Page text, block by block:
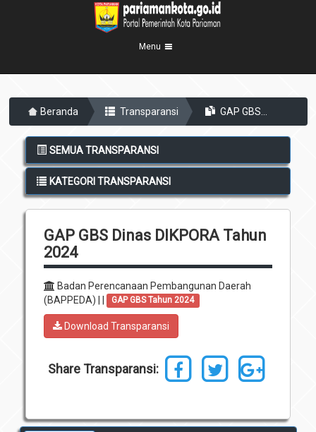
Menu
Profil Kota
Sejarah
Lambang Kota
Demografis
Geografis
Pemerintahan
Eksekutif
Legislatif
Sekretariat Daerah
Kecamatan
Desa
Kelurahan
Unit Pelaksana Teknis (UPT)
Berita Kota
Transparansi
Informasi
Layanan
Agenda
Pengumuman
Infografis
Download
Penghargaan
Beranda Transparansi GAP GBS...
SEMUA TRANSPARANSI
KATEGORI TRANSPARANSI
GAP GBS Dinas DIKPORA Tahun
2024
Badan Perencanaan Pembangunan Daerah
(BAPPEDA) | |
GAP GBS Tahun 2024
Download Transparansi
Share Transparansi: